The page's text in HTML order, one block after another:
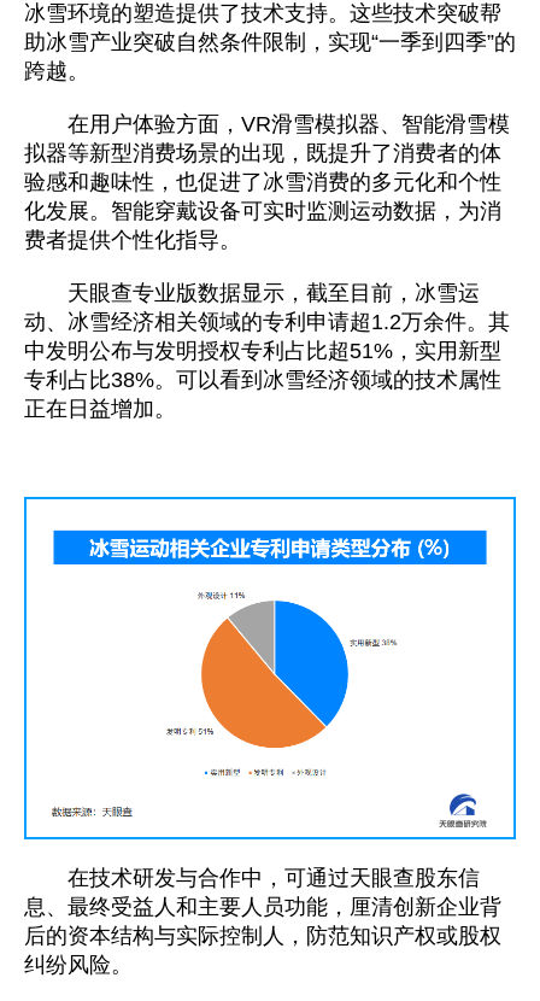
冰雪环境的塑造提供了技术支持。这些技术突破帮
助冰雪产业突破自然条件限制，实现“一季到四季”的
跨越。
在用户体验方面，VR滑雪模拟器、智能滑雪模
拟器等新型消费场景的出现，既提升了消费者的体
验感和趣味性，也促进了冰雪消费的多元化和个性
化发展。智能穿戴设备可实时监测运动数据，为消
费者提供个性化指导。
天眼查专业版数据显示，截至目前，冰雪运
动、冰雪经济相关领域的专利申请超1.2万余件。其
中发明公布与发明授权专利占比超51%，实用新型
专利占比38%。可以看到冰雪经济领域的技术属性
正在日益增加。
在技术研发与合作中，可通过天眼查股东信
息、最终受益人和主要人员功能，厘清创新企业背
后的资本结构与实际控制人，防范知识产权或股权
纠纷风险。